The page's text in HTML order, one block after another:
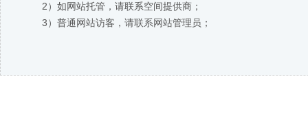
2）如网站托管，请联系空间提供商；
3）普通网站访客，请联系网站管理员；